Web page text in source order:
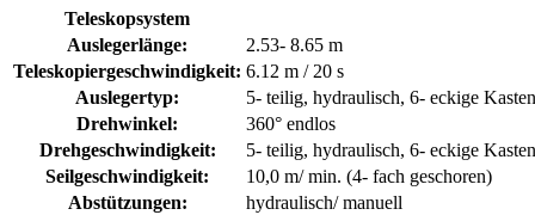
Teleskopsystem
Auslegerlänge:
2.53- 8.65 m
Teleskopier­geschwin­digkeit: 6.12 m / 20 s
Auslegertyp:
5- teilig, hydraulisch, 6- eckige
Drehwinkel:
360° endlos
Dreh­geschwin­dig­keit:
5- teilig, hydraulisch, 6- eckige
Seil­ge­schwin­dig­keit:
10,0 m/ min. (4- fach geschoren)
Abstützungen:
hydraulisch/ manuell